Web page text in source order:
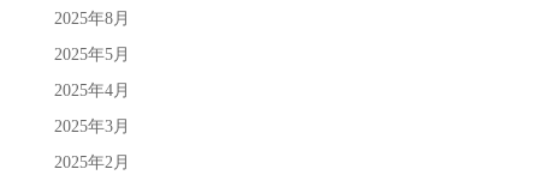
2025年8月
2025年5月
2025年4月
2025年3月
2025年2月